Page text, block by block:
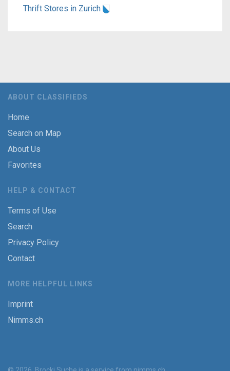
Thrift Stores in Zurich
ABOUT CLASSIFIEDS
Home
Search on Map
About Us
Favorites
HELP & CONTACT
Terms of Use
Search
Privacy Policy
Contact
MORE HELPFUL LINKS
Imprint
Nimms.ch